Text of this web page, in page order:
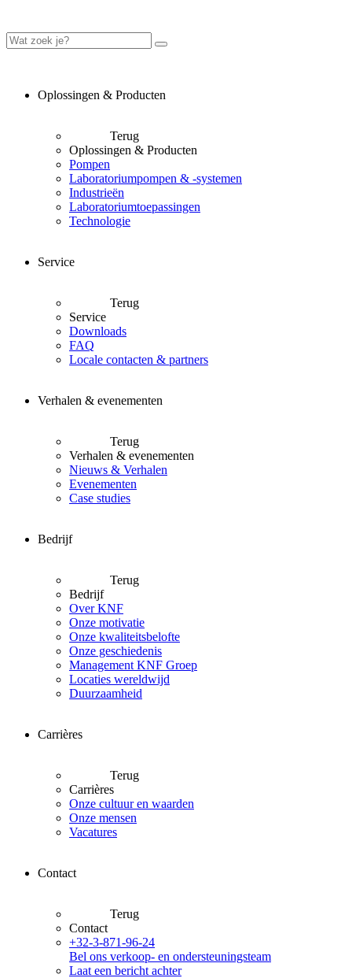
Oplossingen & Producten
Terug
Oplossingen & Producten
Pompen
Laboratoriumpompen & -systemen
Industrieën
Laboratoriumtoepassingen
Technologie
Service
Terug
Service
Downloads
FAQ
Locale contacten & partners
Verhalen & evenementen
Terug
Verhalen & evenementen
Nieuws & Verhalen
Evenementen
Case studies
Bedrijf
Terug
Bedrijf
Over KNF
Onze motivatie
Onze kwaliteitsbelofte
Onze geschiedenis
Management KNF Groep
Locaties wereldwijd
Duurzaamheid
Carrières
Terug
Carrières
Onze cultuur en waarden
Onze mensen
Vacatures
Contact
Terug
Contact
+32-3-871-96-24
Bel ons verkoop- en ondersteuningsteam
Laat een bericht achter